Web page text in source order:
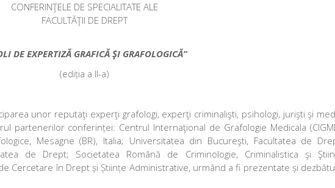
CONFERINŢELE DE SPECIALITATE ALE
FACULTĂŢII DE DREPT
DE EXPERTIZĂ GRAFICĂ ŞI GRAFOLOGICĂ”
(ediția a II-a)
unor reputaţi experţi grafologi, experţi criminalişti, psihologi, jurişti şi
partenerilor conferinței: Centrul Internaţional de Grafologie Medicala
Mesagne (BR), Italia; Universitatea din Bucureşti, Facultatea de
de Drept; Societatea Română de Criminologie, Criminalistica şi
Cercetare în Drept și Științe Administrative, urmând a fi prezentate și